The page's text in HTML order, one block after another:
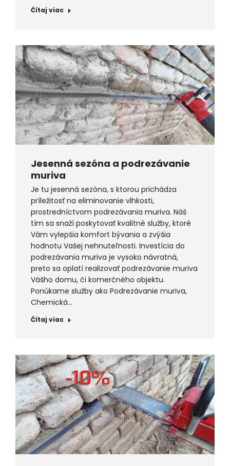
Čítaj viac
Jesenná sezóna a podrezávanie
muriva
Je tu jesenná sezóna, s ktorou prichádza
príležitosť na eliminovanie vlhkosti,
prostredníctvom podrezávania muriva. Náš
tím sa snaží poskytovať kvalitné služby, ktoré
Vám vylepšia komfort bývania a zvýšia
hodnotu Vašej nehnuteľnosti. Investícia do
podrezávania muriva je vysoko návratná,
preto sa oplatí realizovať podrezávanie muriva
Vášho domu, či komerčného objektu.
Ponúkame služby ako Podrezávanie muriva,
Chemická…
Čítaj viac